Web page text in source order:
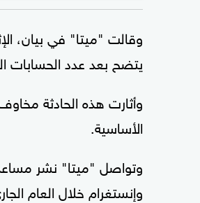
وقالت "ميتا" في بيان،
يتضح بعد عدد الحسابات
وأثارت هذه الحادثة
الأساسية.
وتواصل "ميتا" نشر
وإنستغرام خلال العام